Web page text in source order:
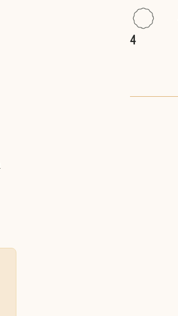
4